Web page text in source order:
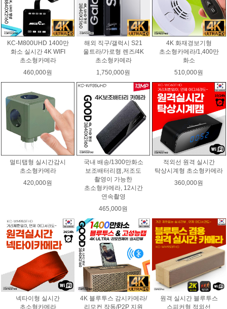
KC-M800UHD 1400만
화소 실시간 4K WIFI
초소형카메라
460,000원
해외 직구/갤럭시 S21
울트라/가로형 렌즈/4K
초소형카메라
1,750,000원
4K 화재경보기형
초소형카메라/1,400만
화소
510,000원
멀티탭형 실시간감시
초소형카메라
420,000원
국내 배송/1300만화소
보조배터리캠,저조도
촬영이 가능한
초소형카메라, 12시간
연속촬영
465,000원
적외선 원격 실시간
탁상시계형 초소형카메라
360,000원
넥타이형 실시간
초소형카메라
4K 블루투스 감시카메라/
리모컨 작동/P2P 지원
원격 실시간 블루투스
스피커형 적외선